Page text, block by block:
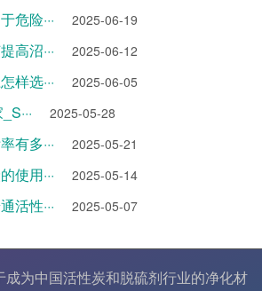
危险··· 2025-06-19
高沼··· 2025-06-12
样选··· 2025-06-05
2025-05-28
有多··· 2025-05-21
使用··· 2025-05-14
活性··· 2025-05-07
成为中国活性炭和脱硫剂行业的净化材